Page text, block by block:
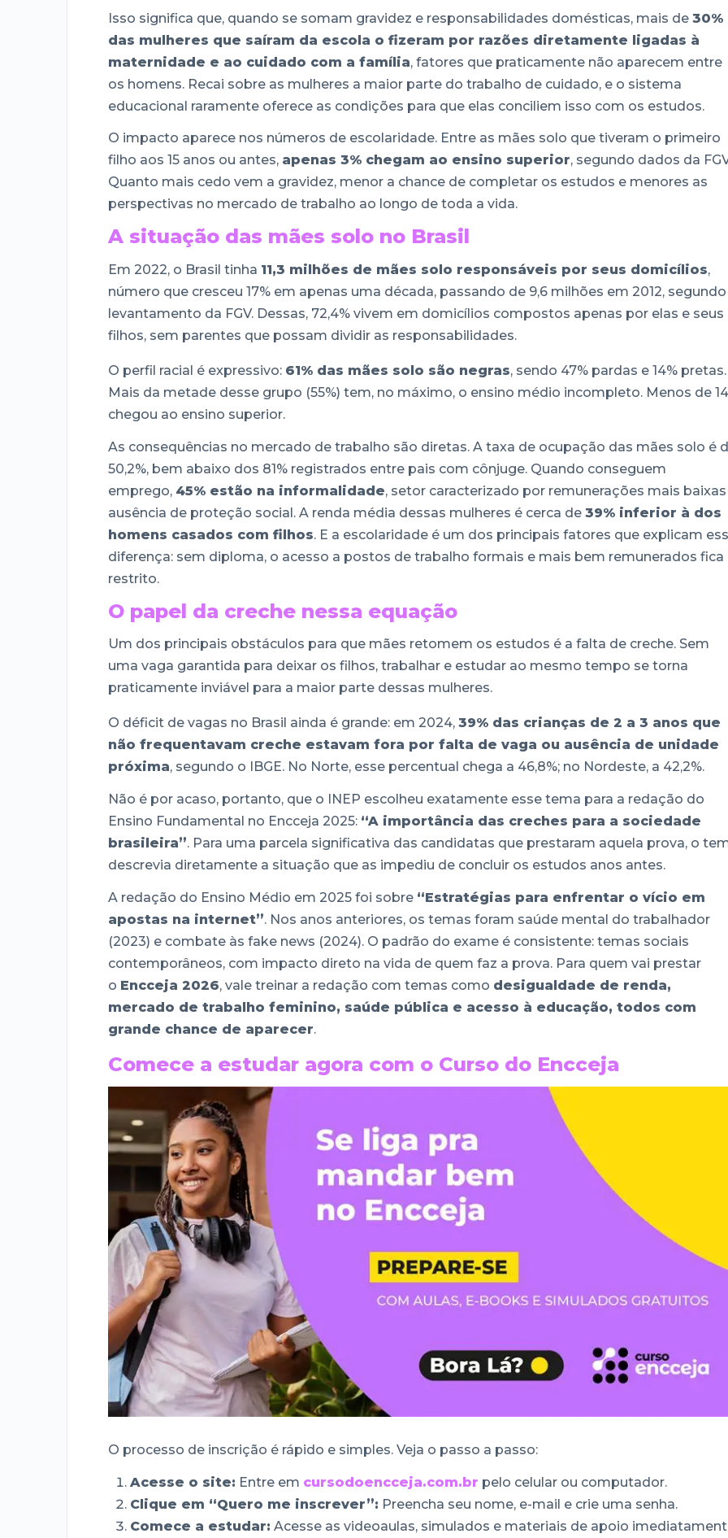
Isso significa que, quando se somam gravidez e responsabilidades domésticas, mais de 30%
das mulheres que saíram da escola o fizeram por razões diretamente ligadas à
maternidade e ao cuidado com a família, fatores que praticamente não aparecem entre
os homens. Recai sobre as mulheres a maior parte do trabalho de cuidado, e o sistema
educacional raramente oferece as condições para que elas conciliem isso com os estudos.
O impacto aparece nos números de escolaridade. Entre as mães solo que tiveram o primeiro
filho aos 15 anos ou antes, apenas 3% chegam ao ensino superior, segundo dados da
Quanto mais cedo vem a gravidez, menor a chance de completar os estudos e menores as
perspectivas no mercado de trabalho ao longo de toda a vida.
A situação das mães solo no Brasil
Em 2022, o Brasil tinha 11,3 milhões de mães solo responsáveis por seus domicílios,
número que cresceu 17% em apenas uma década, passando de 9,6 milhões em 2012, segundo
levantamento da FGV. Dessas, 72,4% vivem em domicílios compostos apenas por elas e seus
filhos, sem parentes que possam dividir as responsabilidades.
O perfil racial é expressivo: 61% das mães solo são negras, sendo 47% pardas e 14% pretas.
Mais da metade desse grupo (55%) tem, no máximo, o ensino médio incompleto. Menos de
chegou ao ensino superior.
As consequências no mercado de trabalho são diretas. A taxa de ocupação das mães solo é
50,2%, bem abaixo dos 81% registrados entre pais com cônjuge. Quando conseguem
emprego, 45% estão na informalidade, setor caracterizado por remunerações mais
ausência de proteção social. A renda média dessas mulheres é cerca de 39% inferior à dos
homens casados com filhos. E a escolaridade é um dos principais fatores que explicam
diferença: sem diploma, o acesso a postos de trabalho formais e mais bem remunerados fica
restrito.
O papel da creche nessa equação
Um dos principais obstáculos para que mães retomem os estudos é a falta de creche. Sem
uma vaga garantida para deixar os filhos, trabalhar e estudar ao mesmo tempo se torna
praticamente inviável para a maior parte dessas mulheres.
O déficit de vagas no Brasil ainda é grande: em 2024, 39% das crianças de 2 a 3 anos que
não frequentavam creche estavam fora por falta de vaga ou ausência de unidade
próxima, segundo o IBGE. No Norte, esse percentual chega a 46,8%; no Nordeste, a 42,2%.
Não é por acaso, portanto, que o INEP escolheu exatamente esse tema para a redação do
Ensino Fundamental no Encceja 2025: “A importância das creches para a sociedade
brasileira”. Para uma parcela significativa das candidatas que prestaram aquela prova, o
descrevia diretamente a situação que as impediu de concluir os estudos anos antes.
A redação do Ensino Médio em 2025 foi sobre “Estratégias para enfrentar o vício em
apostas na internet”. Nos anos anteriores, os temas foram saúde mental do trabalhador
(2023) e combate às fake news (2024). O padrão do exame é consistente: temas sociais
contemporâneos, com impacto direto na vida de quem faz a prova. Para quem vai prestar
o Encceja 2026, vale treinar a redação com temas como desigualdade de renda,
mercado de trabalho feminino, saúde pública e acesso à educação, todos com
grande chance de aparecer.
Comece a estudar agora com o Curso do Encceja
O processo de inscrição é rápido e simples. Veja o passo a passo:
Acesse o site: Entre em cursodoencceja.com.br pelo celular ou computador.
Clique em “Quero me inscrever”: Preencha seu nome, e-mail e crie uma senha.
Comece a estudar: Acesse as videoaulas, simulados e materiais de apoio